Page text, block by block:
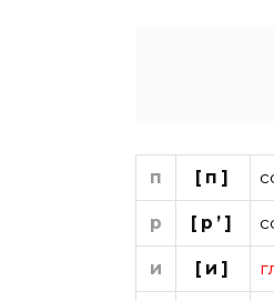
п [п]
р [р’]
и [и]